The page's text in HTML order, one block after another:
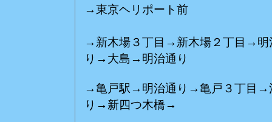
→東京ヘリポート前
→新木場３丁目→新木場２丁目→
り→大島→明治通り
→亀戸駅→明治通り→亀戸３丁目→
り→新四つ木橋→